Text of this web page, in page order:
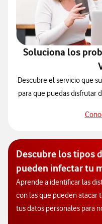
Soluciona los
Descubre el servicio que
para que puedas disfrutar
Descubre los tipos
pueden infectar tu
Aprende a identificar las
con las que pueden atacar
tus datos personales para